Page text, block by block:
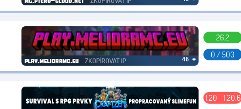
play.melioramc.eu ZKOPÍROVAT IP 46 ❤
26.2
0 / 500
1.20 - 1.20.6